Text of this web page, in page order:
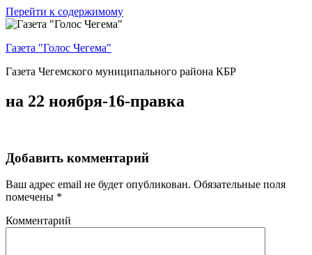
Перейти к содержимому
Газета "Голос Чегема"
Газета Чегемского муниципального района КБР
на 22 ноября-16-правка
Добавить комментарий
Ваш адрес email не будет опубликован. Обязательные поля
помечены *
Комментарий